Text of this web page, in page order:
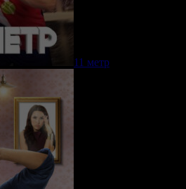
11 метр